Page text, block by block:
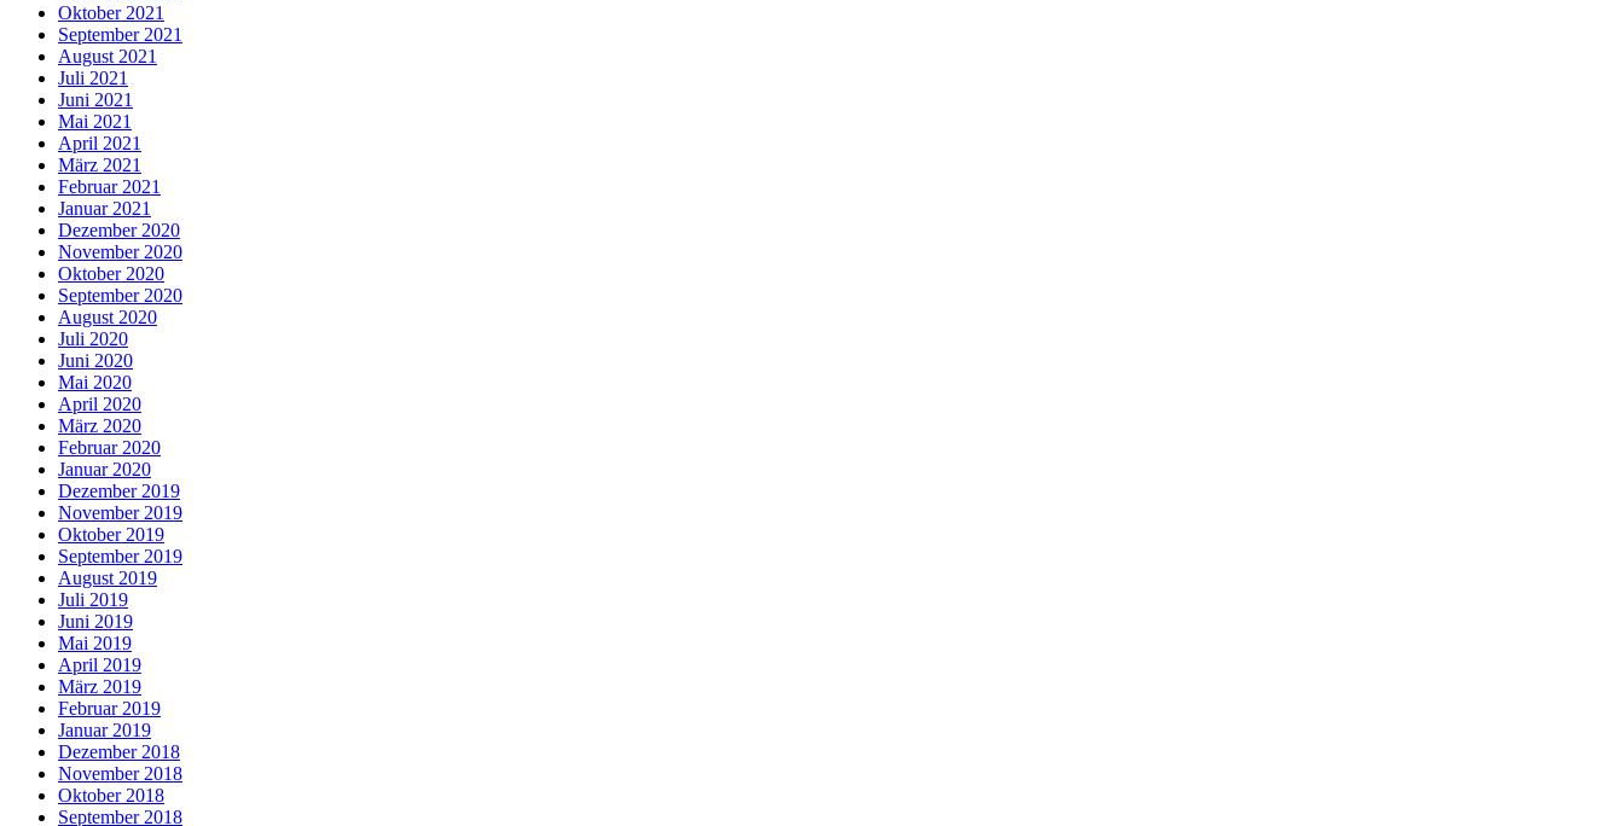
Oktober 2021
September 2021
August 2021
Juli 2021
Juni 2021
Mai 2021
April 2021
März 2021
Februar 2021
Januar 2021
Dezember 2020
November 2020
Oktober 2020
September 2020
August 2020
Juli 2020
Juni 2020
Mai 2020
April 2020
März 2020
Februar 2020
Januar 2020
Dezember 2019
November 2019
Oktober 2019
September 2019
August 2019
Juli 2019
Juni 2019
Mai 2019
April 2019
März 2019
Februar 2019
Januar 2019
Dezember 2018
November 2018
Oktober 2018
September 2018